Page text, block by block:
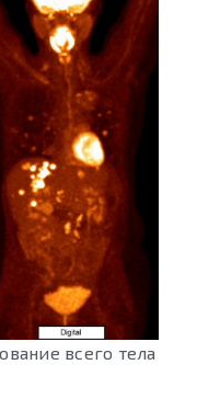
всего тела